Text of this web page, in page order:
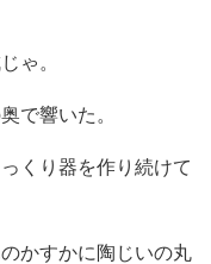
ゃ。
で響いた。
くり器を作り続けて
かすかに陶じいの丸